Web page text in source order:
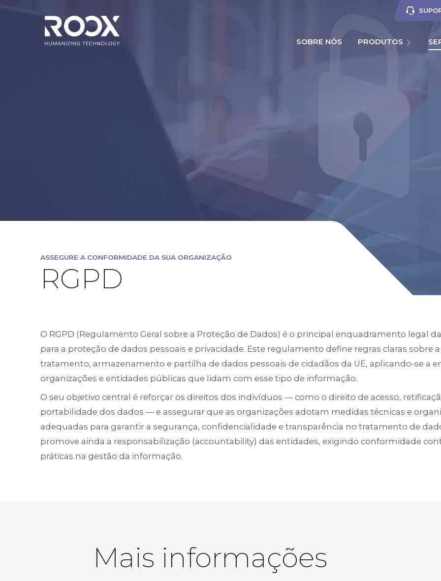
SOBRE NÓS PRODUTOS
ASSEGURE A CONFORMIDADE DA SUA ORGANIZAÇÃO
RGPD
O RGPD (Regulamento Geral sobre a Proteção de Dados) é o principal enquadramento legal
para a proteção de dados pessoais e privacidade. Este regulamento define regras claras sobre
tratamento, armazenamento e partilha de dados pessoais de cidadãos da UE, aplicando-se a
organizações e entidades públicas que lidam com esse tipo de informação.
O seu objetivo central é reforçar os direitos dos indivíduos — como o direito de acesso,
portabilidade dos dados — e assegurar que as organizações adotam medidas técnicas e
adequadas para garantir a segurança, confidencialidade e transparência no tratamento de
promove ainda a responsabilização (accountability) das entidades, exigindo conformidade
práticas na gestão da informação.
Mais informações